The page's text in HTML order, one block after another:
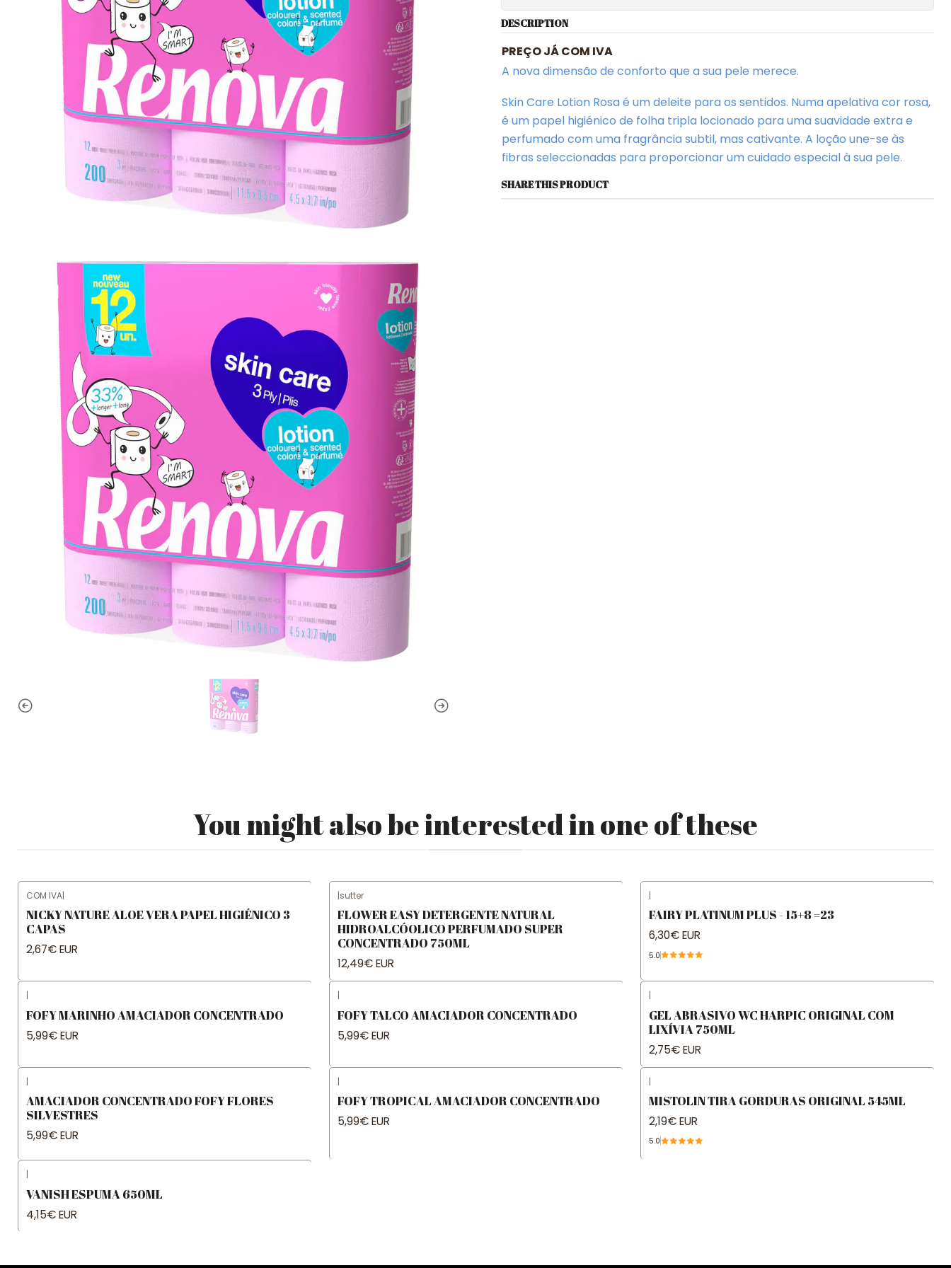
DESCRIPTION
PREÇO JÁ COM IVA
A nova dimensão de conforto que a sua pele merece.
Skin Care Lotion Rosa é um deleite para os sentidos. Numa apelativa cor rosa,
é um papel higiénico de folha tripla locionado para uma suavidade extra e
perfumado com uma fragrância subtil, mas cativante. A loção une-se às
fibras seleccionadas para proporcionar um cuidado especial à sua pele.
SHARE THIS PRODUCT
You might also be interested in one of these
COM IVA|
NICKY NATURE ALOE VERA PAPEL HIGIÉNICO 3
CAPAS
2,67€ EUR
|sutter
FLOWER EASY DETERGENTE NATURAL
HIDROALCÓOLICO PERFUMADO SUPER
CONCENTRADO 750ML
12,49€ EUR
|
FAIRY PLATINUM PLUS - 15+8 =23
6,30€ EUR
5.0
|
FOFY MARINHO AMACIADOR CONCENTRADO
5,99€ EUR
|
FOFY TALCO AMACIADOR CONCENTRADO
5,99€ EUR
|
GEL ABRASIVO WC HARPIC ORIGINAL COM
LIXÍVIA 750ML
2,75€ EUR
|
AMACIADOR CONCENTRADO FOFY FLORES
SILVESTRES
5,99€ EUR
|
FOFY TROPICAL AMACIADOR CONCENTRADO
5,99€ EUR
|
MISTOLIN TIRA GORDURAS ORIGINAL 545ML
2,19€ EUR
5.0
|
VANISH ESPUMA 650ML
4,15€ EUR